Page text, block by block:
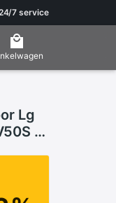
7 service
Lg
Q